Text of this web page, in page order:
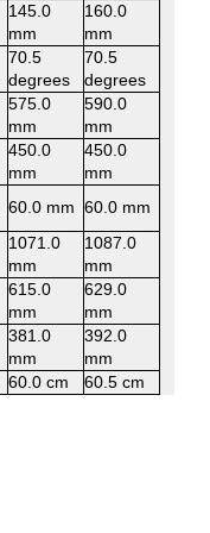
145.0
mm
160.0
mm
70.5
degrees
70.5
degrees
575.0
mm
590.0
mm
450.0
mm
450.0
mm
60.0 mm 60.0 mm
1071.0
mm
1087.0
mm
615.0
mm
629.0
mm
381.0
mm
392.0
mm
60.0 cm 60.5 cm